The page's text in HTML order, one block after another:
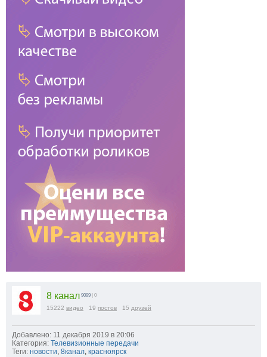
8 канал 9099 | 0
15222 видео 19 постов 15 друзей
Добавлено: 11 декабря 2019 в 20:06
Категория: Телевизионные передачи
Теги: новости, 8канал, красноярск